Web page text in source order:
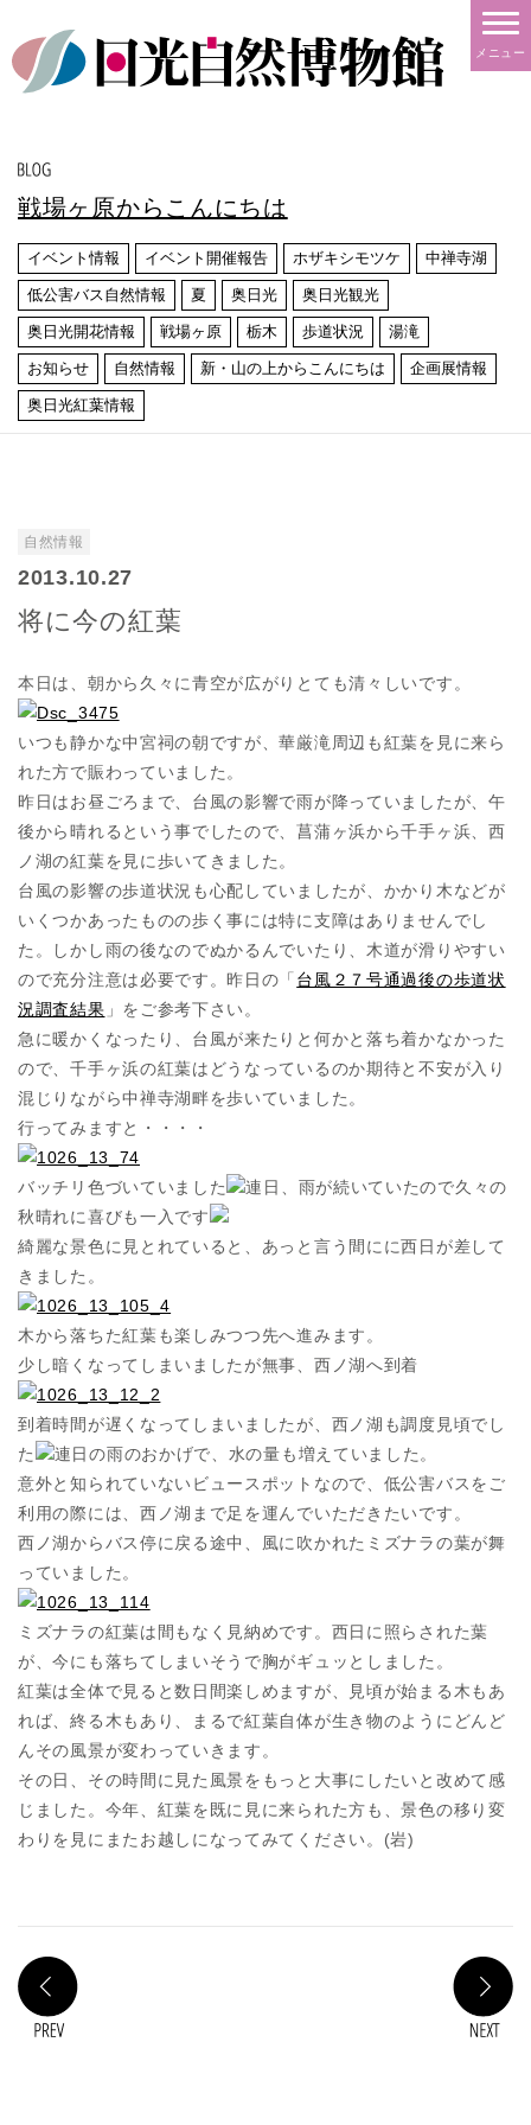
メニュー
戦場ヶ原からこんにちは
イベント情報 イベント開催報告 ホザキシモツケ 中禅寺湖
低公害バス自然情報 夏 奥日光 奥日光観光
奥日光開花情報 戦場ヶ原 栃木 歩道状況 湯滝
お知らせ 自然情報 新・山の上からこんにちは 企画展情報
奥日光紅葉情報
自然情報
2013.10.27
将に今の紅葉
本日は、朝から久々に青空が広がりとても清々しいです。
いつも静かな中宮祠の朝ですが、華厳滝周辺も紅葉を見に来ら
れた方で賑わっていました。
昨日はお昼ごろまで、台風の影響で雨が降っていましたが、午
後から晴れるという事でしたので、菖蒲ヶ浜から千手ヶ浜、西
ノ湖の紅葉を見に歩いてきました。
台風の影響の歩道状況も心配していましたが、かかり木などが
いくつかあったものの歩く事には特に支障はありませんでし
た。しかし雨の後なのでぬかるんでいたり、木道が滑りやすい
ので充分注意は必要です。昨日の「 台風２７号通過後の歩道状
況調査結果 」をご参考下さい。
急に暖かくなったり、台風が来たりと何かと落ち着かなかった
ので、千手ヶ浜の紅葉はどうなっているのか期待と不安が入り
混じりながら中禅寺湖畔を歩いていました。
行ってみますと・・・・
バッチリ色づいていました
連日、雨が続いていたので久々の
秋晴れに喜びも一入です
綺麗な景色に見とれていると、あっと言う間にに西日が差して
きました。
木から落ちた紅葉も楽しみつつ先へ進みます。
少し暗くなってしまいましたが無事、西ノ湖へ到着
到着時間が遅くなってしまいましたが、西ノ湖も調度見頃でし
た
連日の雨のおかげで、水の量も増えていました。
意外と知られていないビュースポットなので、低公害バスをご
利用の際には、西ノ湖まで足を運んでいただきたいです。
西ノ湖からバス停に戻る途中、風に吹かれたミズナラの葉が舞
っていました。
ミズナラの紅葉は間もなく見納めです。西日に照らされた葉
が、今にも落ちてしまいそうで胸がギュッとしました。
紅葉は全体で見ると数日間楽しめますが、見頃が始まる木もあ
れば、終る木もあり、まるで紅葉自体が生き物のようにどんど
んその風景が変わっていきます。
その日、その時間に見た風景をもっと大事にしたいと改めて感
じました。今年、紅葉を既に見に来られた方も、景色の移り変
わりを見にまたお越しになってみてください。(岩)